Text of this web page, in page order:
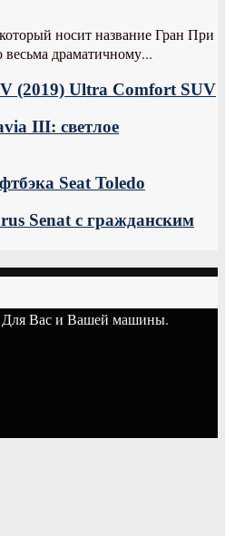
носит название Гран При
драматичному...
(2019) Ultra Comfort SUV
III: светлое
Seat Toledo
Senat с гражданским
Для Вас и Вашей машины.